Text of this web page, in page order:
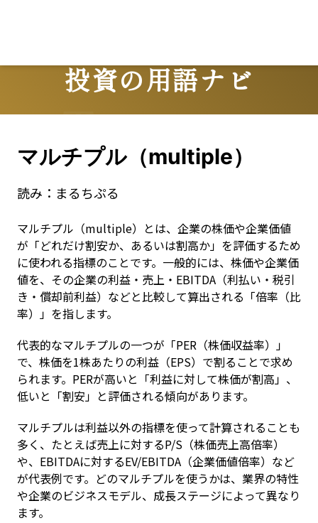
投資の用語ナビ
Terms
マルチプル（multiple）
読み： まるちぷる
マルチプル（multiple）とは、企業の株価や企業価値
が「どれだけ割安か、あるいは割高か」を評価するため
に使われる指標のことです。一般的には、株価や企業価
値を、その企業の利益・売上・EBITDA（利払い・税引
き・償却前利益）などと比較して算出される「倍率（比
率）」を指します。
代表的なマルチプルの一つが「PER（株価収益率）」
で、株価を1株あたりの利益（EPS）で割ることで求め
られます。PERが高いと「利益に対して株価が割高」、
低いと「割安」と評価される傾向があります。
マルチプルは利益以外の指標を使って計算されることも
多く、たとえば売上に対するP/S（株価売上高倍率）
や、EBITDAに対するEV/EBITDA（企業価値倍率）など
が代表例です。どのマルチプルを使うかは、業界の特性
や企業のビジネスモデル、成長ステージによって異なり
ます。